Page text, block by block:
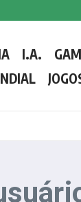
líder da Igreja
I.A.